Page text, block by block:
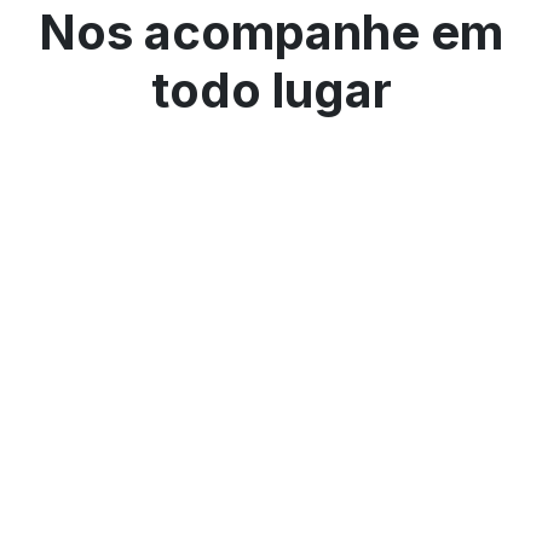
Nos acompanhe em
todo lugar